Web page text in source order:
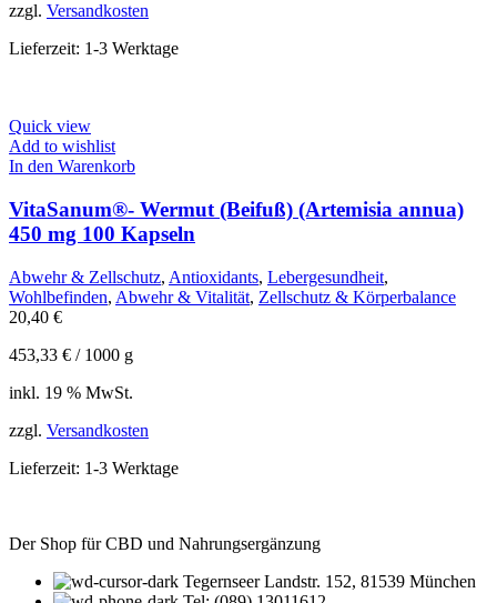
zzgl. Versandkosten
Lieferzeit: 1-3 Werktage
Quick view
Add to wishlist
In den Warenkorb
VitaSanum®- Wermut (Beifuß) (Artemisia annua)
450 mg 100 Kapseln
Abwehr & Zellschutz, Antioxidants, Lebergesundheit,
Wohlbefinden, Abwehr & Vitalität, Zellschutz & Körperbalance
20,40 €
453,33 € / 1000 g
inkl. 19 % MwSt.
zzgl. Versandkosten
Lieferzeit: 1-3 Werktage
Der Shop für CBD und Nahrungsergänzung
Tegernseer Landstr. 152, 81539 München